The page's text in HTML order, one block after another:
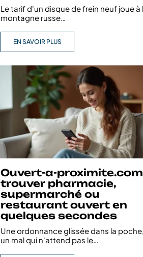
Le tarif d'un disque de frein neuf joue à
montagne russe…
EN SAVOIR PLUS
Ouvert-a-proximite.com
trouver pharmacie,
supermarché ou
restaurant ouvert en
quelques secondes
Une ordonnance glissée dans la poche,
un mal qui n'attend pas le…